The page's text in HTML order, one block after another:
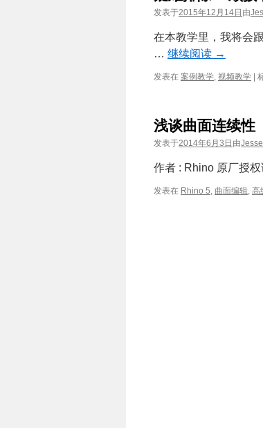
发表于2015年12月14日 由
在本教学里，我将会
… 继续阅读 →
发表在 案例教学, 视频教学
浅谈曲面连续性
发表于2014年6月3日 由
作者 : Rhino 原厂授
发表在 Rhino 5, 曲面编辑, 高